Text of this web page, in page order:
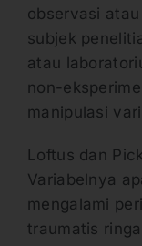
observasi
subjek
atau
non-
manipulasi
Loftus dan
Variabelnya
mengalami
traumatis